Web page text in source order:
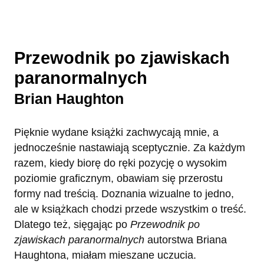
Przewodnik po zjawiskach
paranormalnych
Brian Haughton
Pięknie wydane książki zachwycają mnie, a
jednocześnie nastawiają sceptycznie. Za każdym
razem, kiedy biorę do ręki pozycję o wysokim
poziomie graficznym, obawiam się przerostu
formy nad treścią. Doznania wizualne to jedno,
ale w książkach chodzi przede wszystkim o treść.
Dlatego też, sięgając po Przewodnik po
zjawiskach paranormalnych autorstwa Briana
Haughtona, miałam mieszane uczucia.